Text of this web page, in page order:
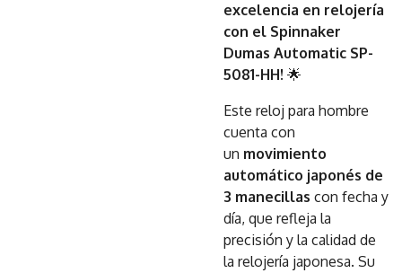
excelencia en relojería
con el Spinnaker
Dumas Automatic SP-
5081-HH! 🌟
Este reloj para hombre
cuenta con
un movimiento
automático japonés de
3 manecillas con fecha y
día, que refleja la
precisión y la calidad de
la relojería japonesa. Su